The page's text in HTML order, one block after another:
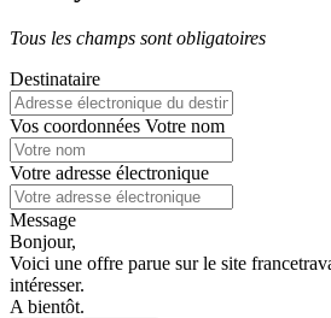
Tous les champs sont obligatoires
Destinataire
Vos coordonnées Votre nom
Votre adresse électronique
Message
Bonjour,
Voici une offre parue sur le site
intéresser.
A bientôt.